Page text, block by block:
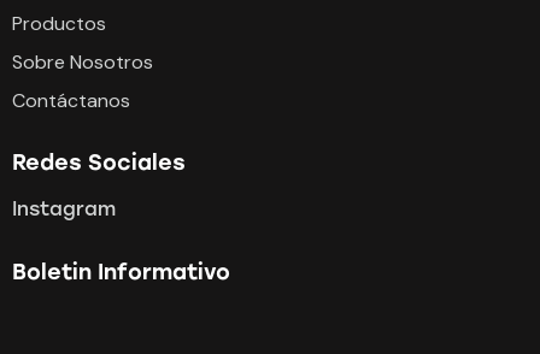
Productos
Sobre Nosotros
Contáctanos
Redes Sociales
Instagram
Boletin Informativo